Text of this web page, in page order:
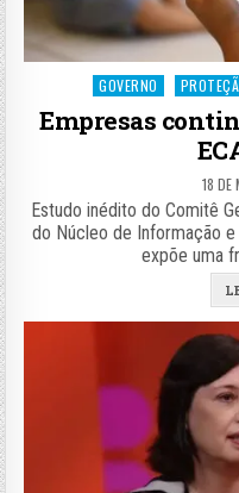
Posted
GOVERNO
Empresas
18 DE
Estudo inédito do Comitê
do Núcleo de Informação
expõe uma